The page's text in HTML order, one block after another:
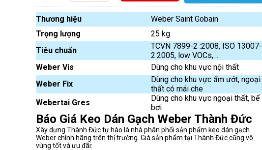
Thương hiệu
Weber Saint Gobain
Trọng lượng
25 kg
Tiêu chuẩn
TCVN 7899-2 :2008, ISO 13007-
2:2005, low VOCs,…
Weber Vis
Dùng cho khu vực nội thất
Weber Fix
Dùng cho khu vực ẩm ướt, ngoại
thất có mái che
Webertai Gres
Dùng cho khu vực ngoại thất, bể
bơi
Báo Giá Keo Dán Gạch Weber Thành Đức
Xây dựng Thành Đức tự hào là nhà phân phối sản phẩm keo dán gạch
Weber chính hãng trên thị trường. Giá sản phẩm tại Thành Đức cũng vô
vùng tốt và ưu đãi: